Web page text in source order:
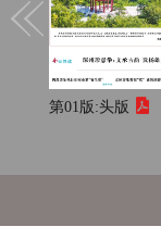
第01版:头版